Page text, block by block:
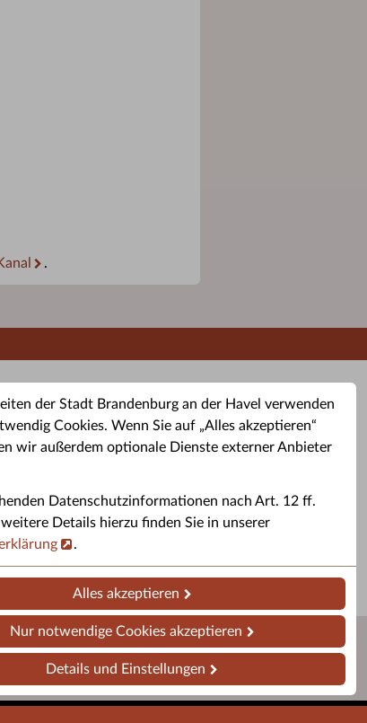
der Stadt Brandenburg an der Havel verwenden
Cookies. Wenn Sie auf „Alles akzeptieren“
wir außerdem optionale Dienste externer Anbieter
Datenschutzinformationen nach Art. 12 ff.
Details hierzu finden Sie in unserer
.
Alles akzeptieren
Nur notwendige Cookies akzeptieren
Details und Einstellungen
.
Altkleider-Container
Standorte für Altkleider-
Sporttermine